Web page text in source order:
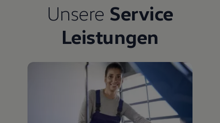
Unsere Service
Leistungen